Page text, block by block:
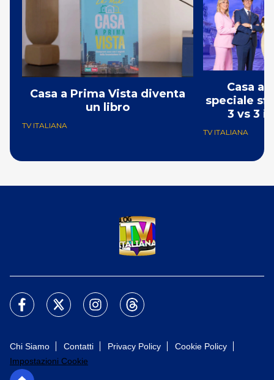
Casa a Prima Vista diventa
un libro
TV ITALIANA
Casa a
speciale
3
TV ITALIANA
Chi Siamo Contatti Privacy Policy
Cookie Policy
Impostazioni Cookie